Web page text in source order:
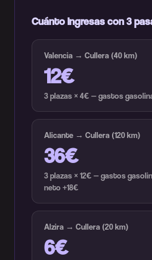
Cuánto ingresas con 3
Valencia → Cullera (40 km)
12€
3 plazas × 4€ — gastos
Alicante → Cullera (120 km)
36€
3 plazas × 12€ — gastos
neto +18€
Alzira → Cullera (20 km)
6€